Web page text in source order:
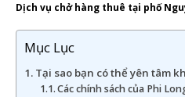
Dịch vụ chở hàng thuê tại phố
Mục Lục
Tại sao bạn có thể yên tâm
Các chính sách của Phi